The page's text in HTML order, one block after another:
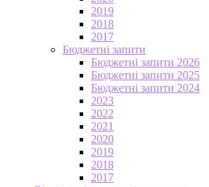
2019
2018
2017
Бюджетні запити
Бюджетні запити 2026
Бюджетні запити 2025
Бюджетні запити 2024
2023
2022
2021
2020
2019
2018
2017